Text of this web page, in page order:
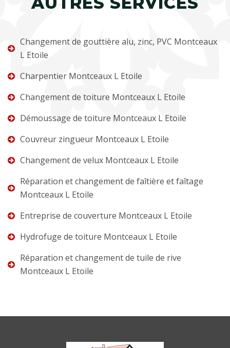
Changement de gouttière alu, zinc, PVC Montceaux
L Etoile
Charpentier Montceaux L Etoile
Changement de toiture Montceaux L Etoile
Démoussage de toiture Montceaux L Etoile
Couvreur zingueur Montceaux L Etoile
Changement de velux Montceaux L Etoile
Réparation et changement de faîtière et faîtage
Montceaux L Etoile
Entreprise de couverture Montceaux L Etoile
Hydrofuge de toiture Montceaux L Etoile
Réparation et changement de tuile de rive
Montceaux L Etoile